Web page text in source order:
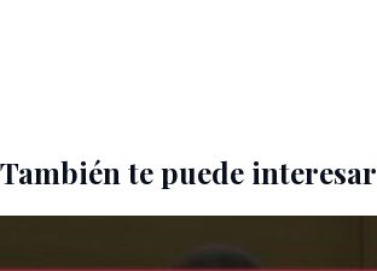
También te puede interesar